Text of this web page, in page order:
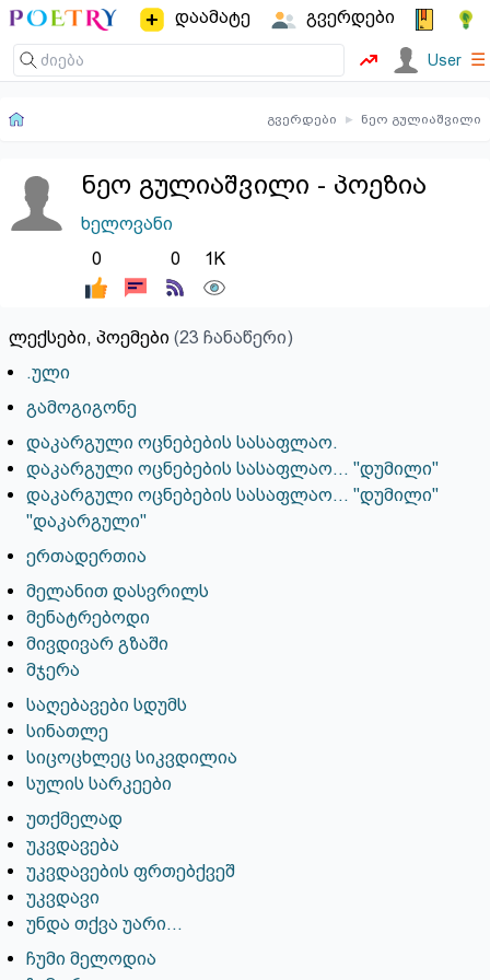
დაამატე გვერდები
User ☰
გვერდები ▸ ნეო გულიაშვილი
ნეო გულიაშვილი - პოეზია
ხელოვანი
0
0 1K
ლექსები, პოემები (23 ჩანაწერი)
.ული
გამოგიგონე
დაკარგული ოცნებების სასაფლაო.
დაკარგული ოცნებების სასაფლაო... "დუმილი"
დაკარგული ოცნებების სასაფლაო... "დუმილი"
"დაკარგული"
ერთადერთია
მელანით დასვრილს
მენატრებოდი
მივდივარ გზაში
მჯერა
საღებავები სდუმს
სინათლე
სიცოცხლეც სიკვდილია
სულის სარკეები
უთქმელად
უკვდავება
უკვდავების ფრთებქვეშ
უკვდავი
უნდა თქვა უარი...
ჩუმი მელოდია